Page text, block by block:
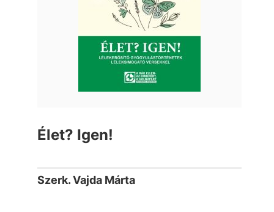
Élet? Igen!
Szerk. Vajda Márta